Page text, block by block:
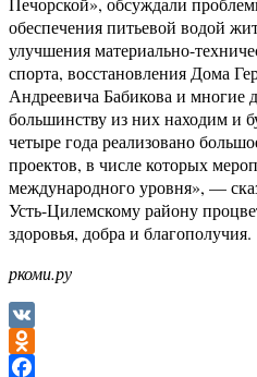
обеспечения питьевой водой
улучшения материально-
спорта, восстановления Дома
Андреевича Бабикова и многие
большинству из них находим и
четыре года реализовано
проектов, в числе которых
международного уровня», —
Усть-Цилемскому району
здоровья, добра и благополучия.
ркоми.ру
VK
Odnoklassniki